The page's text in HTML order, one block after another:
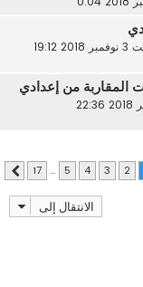
19:12
المقاربة من إعدادي
2
3
4
5
…
17 التالي
الانتقال إلى